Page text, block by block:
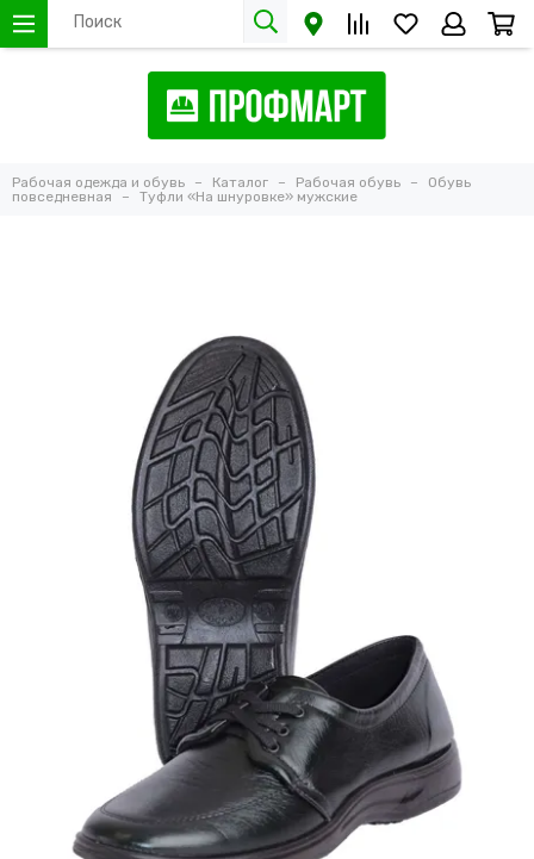
Рабочая одежда и обувь Каталог Рабочая обувь
Обувь
повседневная
Туфли «На шнуровке» мужские